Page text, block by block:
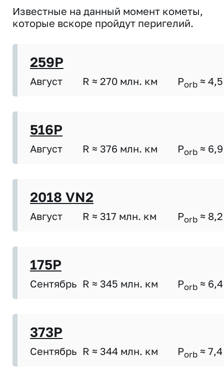
Известные на данный момент кометы,
которые вскоре пройдут перигелий.
259P
Август R ≈ 270 млн. км Porb ≈ 4,5
516P
Август R ≈ 376 млн. км Porb ≈ 6,9
2018 VN2
Август R ≈ 317 млн. км Porb ≈ 8,2
175P
Сентябрь R ≈ 345 млн. км Porb ≈ 6,4
373P
Сентябрь R ≈ 344 млн. км Porb ≈ 7,4